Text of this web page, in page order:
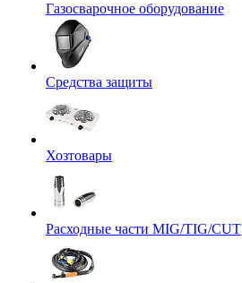
Газосварочное оборудование
Средства защиты
Хозтовары
Расходные части MIG/TIG/CUT